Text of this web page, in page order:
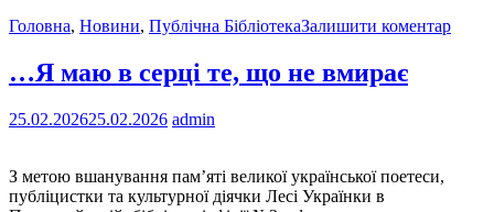
Головна, Новини, Публічна БібліотекаЗалишити коментар
…Я маю в серці те, що не вмирає
25.02.202625.02.2026 admin
З метою вшанування пам’яті великої української поетеси,
публіцистки та культурної діячки Лесі Українки в